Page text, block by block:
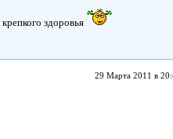
здоровья
29 Марта 2011 в